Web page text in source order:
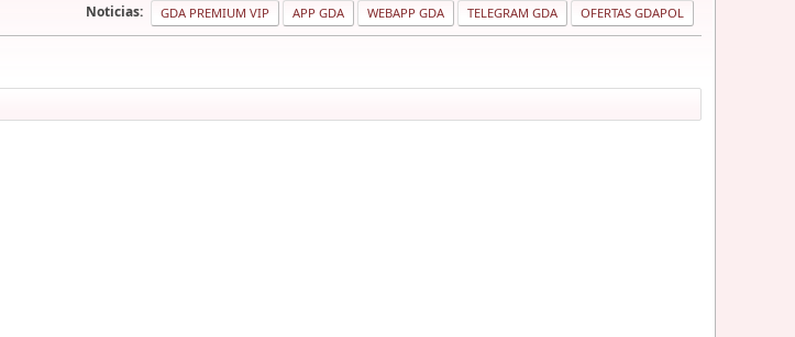
Noticias: GDA PREMIUM VIP APP GDA WEBAPP GDA TELEGRAM GDA OFERTAS GDAPOL